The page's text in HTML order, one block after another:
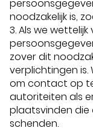
noodzakelijk is,
3. Als we
zover dit
verplichtingen
om contact op
autoriteiten als
plaatsvinden die
schenden.